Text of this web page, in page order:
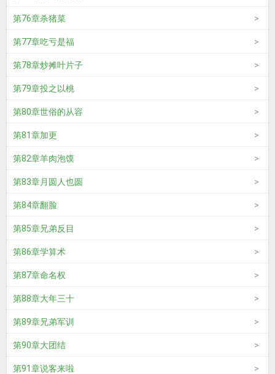
第76章杀猪菜
第77章吃亏是福
第78章炒摊叶片子
第79章投之以桃
第80章世俗的从容
第81章加更
第82章羊肉泡馍
第83章月圆人也圆
第84章翻脸
第85章兄弟反目
第86章学算术
第87章命名权
第88章大年三十
第89章兄弟军训
第90章大团结
第91章说客来啦